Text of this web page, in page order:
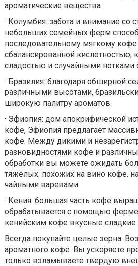
ароматические вещества.
· Колумбия: забота и внимание со
небольших семейных ферм
последовательному мягкому
сбалансированной кислотностью,
сладостью и случайными нотками
· Бразилия: благодаря обширной
различными высотами,
широкую палитру ароматов.
· Эфиопия: дом апокрифической
кофе, Эфиопия предлагает
кофе. Между дикими и
разновидностями кофе и
обработки вы можете ожидать
тяжелых, похожих на вино кофе,
чайными варевами.
· Кения: большая часть кофе
обрабатывается с помощью
кенийским кофе вкусные сладкие
Всегда покупайте целые зерна.
ароматного кофе. Вы ускоряете
только взламываете твердую